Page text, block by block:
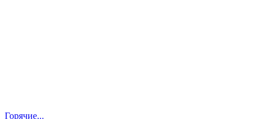
Горячие...